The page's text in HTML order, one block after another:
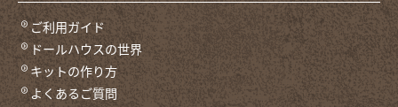
ご利用ガイド
ドールハウスの世界
キットの作り方
よくあるご質問